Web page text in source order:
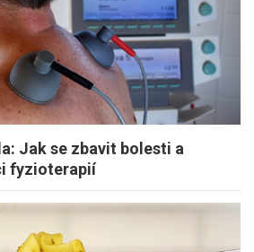
Jak se zbavit bolesti a
fyzioterapií